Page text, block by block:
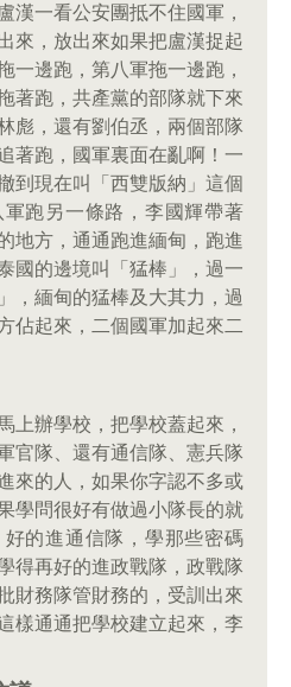
漢一看公安團抵不住國軍，
來，放出來如果把盧漢捉起
一邊跑，第八軍拖一邊跑，
著跑，共產黨的部隊就下來
彪，還有劉伯丞，兩個部隊
著跑，國軍裏面在亂啊！一
到現在叫「西雙版納」這個
跑另一條路，李國輝帶著
地方，通通跑進緬甸，跑進
國的邊境叫「猛棒」，過一
，緬甸的猛棒及大其力，過
佔起來，二個國軍加起來二
上辦學校，把學校蓋起來，
官隊、還有通信隊、憲兵隊
來的人，如果你字認不多或
學問很好有做過小隊長的就
的進通信隊，學那些密碼
得再好的進政戰隊，政戰隊
財務隊管財務的，受訓出來
樣通通把學校建立起來，李